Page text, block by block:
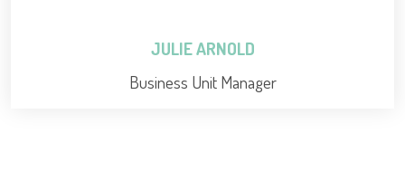
JULIE ARNOLD
Business Unit Manager